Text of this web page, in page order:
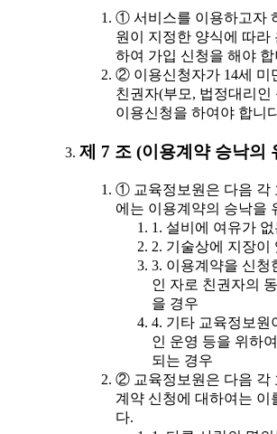
① 서비스를 이용하고자
원이 지정한 양식에 따라
하여 가입 신청을 해야 합
② 이용신청자가 14세 미
친권자(부모, 법정대리인
이용신청을 하여야 합니
제 7 조 (이용계약 승낙의
① 교육정보원은 다음 각
에는 이용계약의 승낙을
1. 설비에 여유가
2. 기술상에 지장이
3. 이용계약을 신청
인 자로 친권자의
을 경우
4. 기타 교육정보원
인 운영 등을 위하
되는 경우
② 교육정보원은 다음 각
계약 신청에 대하여는 이
다.